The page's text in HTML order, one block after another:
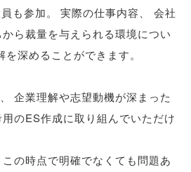
も参加。 実際の仕事内容
会社
ら裁量を与えられる環境につい
を深めることができます。
企業理解や志望動機が深まった
のES作成に取り組んでいただけ
この時点で明確でなくても問題あ